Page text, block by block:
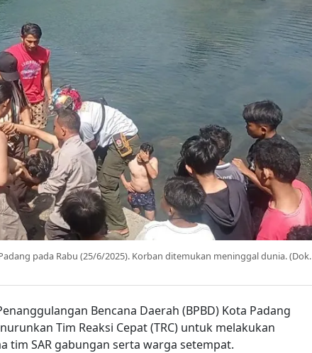
pada Rabu (25/6/2025). Korban ditemukan meninggal dunia. (Dok.
Bencana Daerah (BPBD) Kota Padang
Tim Reaksi Cepat (TRC) untuk melakukan
tim SAR gabungan serta warga setempat.